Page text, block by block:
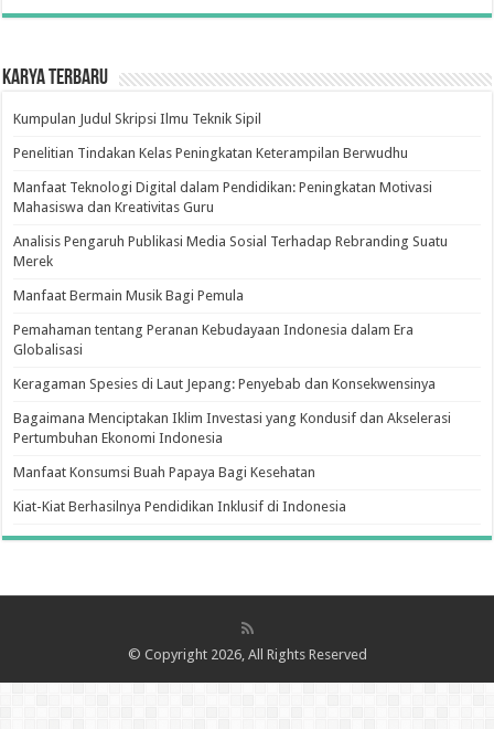
Karya Terbaru
Kumpulan Judul Skripsi Ilmu Teknik Sipil
Penelitian Tindakan Kelas Peningkatan Keterampilan Berwudhu
Manfaat Teknologi Digital dalam Pendidikan: Peningkatan Motivasi
Mahasiswa dan Kreativitas Guru
Analisis Pengaruh Publikasi Media Sosial Terhadap Rebranding Suatu
Merek
Manfaat Bermain Musik Bagi Pemula
Pemahaman tentang Peranan Kebudayaan Indonesia dalam Era
Globalisasi
Keragaman Spesies di Laut Jepang: Penyebab dan Konsekwensinya
Bagaimana Menciptakan Iklim Investasi yang Kondusif dan Akselerasi
Pertumbuhan Ekonomi Indonesia
Manfaat Konsumsi Buah Papaya Bagi Kesehatan
Kiat-Kiat Berhasilnya Pendidikan Inklusif di Indonesia
© Copyright 2026, All Rights Reserved